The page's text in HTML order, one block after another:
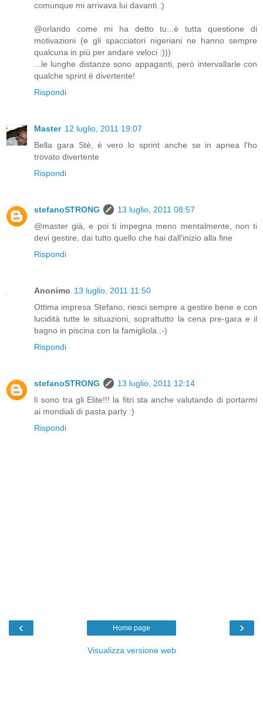
comunque mi arrivava lui davanti :)
@orlando come mi ha detto tu...è tutta questione di
motivazioni (e gli spacciatori nigeriani ne hanno sempre
qualcuna in più per andare veloci :)))
...le lunghe distanze sono appaganti, però intervallarle con
qualche sprint è divertente!
Rispondi
Master 12 luglio, 2011 19:07
Bella gara Stè, è vero lo sprint anche se in apnea l'ho
trovato divertente
Rispondi
stefanoSTRONG
13 luglio, 2011 08:57
@master già, e poi ti impegna meno mentalmente, non ti
devi gestire, dai tutto quello che hai dall'inizio alla fine
Rispondi
Anonimo 13 luglio, 2011 11:50
Ottima impresa Stefano, riesci sempre a gestire bene e con
lucidità tutte le situazioni, soprattutto la cena pre-gara e il
bagno in piscina con la famigliola ;-)
Rispondi
stefanoSTRONG
13 luglio, 2011 12:14
lì sono tra gli Elite!!! la fitri sta anche valutando di portarmi
ai mondiali di pasta party :)
Rispondi
‹ ›
Home page
Visualizza versione web